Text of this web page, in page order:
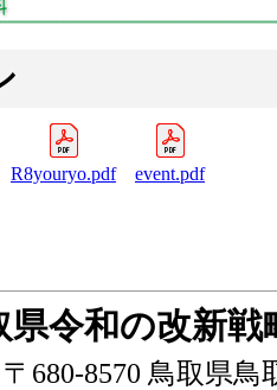
R8youryo.pdf event.pdf
県令和の改新
680-8570 鳥取県鳥